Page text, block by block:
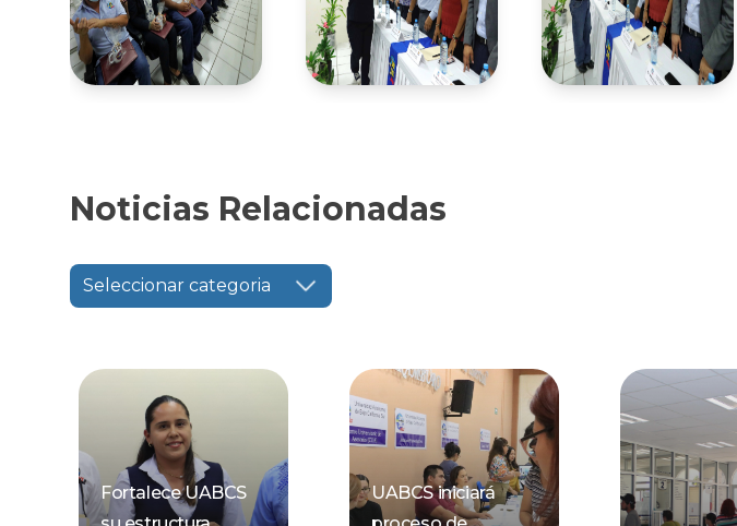
Noticias Relacionadas
Seleccionar categoria
Fortalece UABCS
UABCS iniciará